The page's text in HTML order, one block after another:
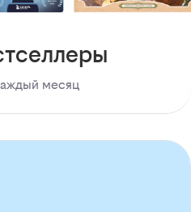
месяц